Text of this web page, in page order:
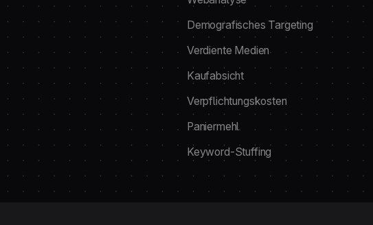
Demografisches Targeting
Verdiente Medien
Kaufabsicht
Verpflichtungskosten
Paniermehl
Keyword-Stuffing